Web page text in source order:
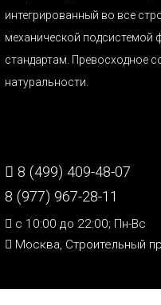
интегрированный во все
механической
стандартам. Превосходное
натуральности.
8 (499) 409-48-07
8 (977) 967-28-11
c 10:00 до 22:00; Пн-Вс
Москва, Строительный